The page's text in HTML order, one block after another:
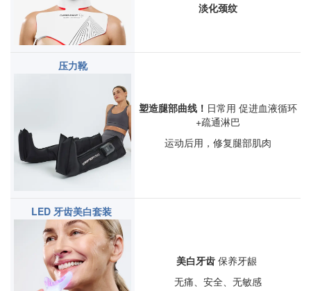
淡化颈纹
压力靴
塑造腿部曲线！ 日常用 促进血液循环
+疏通淋巴
运动后用，修复腿部肌肉
LED 牙齿美白套装
美白牙齿保养牙龈
无痛、安全、无敏感